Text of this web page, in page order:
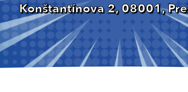
Konštantínova 2, 08001,